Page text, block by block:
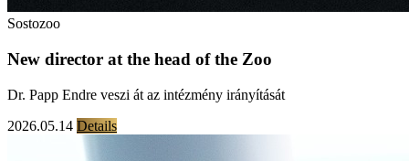
Sostozoo
New director at the head of the Zoo
Dr. Papp Endre veszi át az intézmény irányítását
2026.05.14 Details